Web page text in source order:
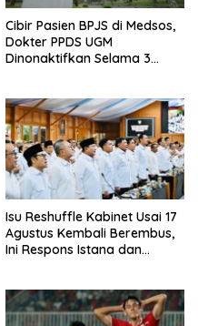
Cibir Pasien BPJS di Medsos,
Dokter PPDS UGM
Dinonaktifkan Selama 3
Isu Reshuffle Kabinet Usai 17
Agustus Kembali Berembus,
Ini Respons Istana dan